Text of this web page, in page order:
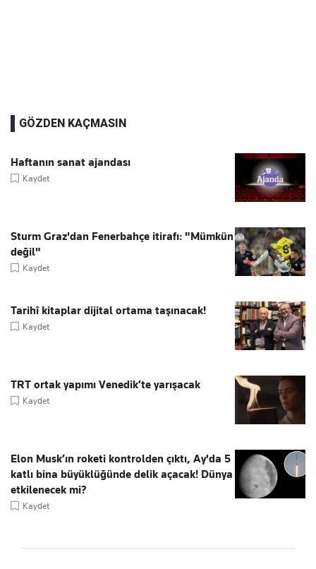
GÖZDEN KAÇMASIN
Haftanın sanat ajandası
Kaydet
Sturm Graz'dan Fenerbahçe itirafı: "Mümkün
değil"
Kaydet
Tarihî kitaplar dijital ortama taşınacak!
Kaydet
TRT ortak yapımı Venedik’te yarışacak
Kaydet
Elon Musk’ın roketi kontrolden çıktı, Ay'da 5
katlı bina büyüklüğünde delik açacak! Dünya
etkilenecek mi?
Kaydet